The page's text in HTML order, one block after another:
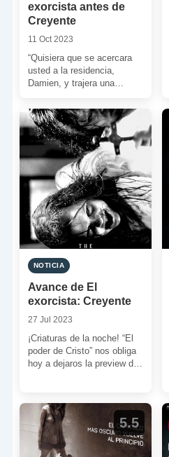
exorcista antes de
Creyente
11 Oct 2023
“Quisiera que se acercara
usted a la residencia,
Damien, y trajera una
una estola purpura […]
NOTICIA
Avance de El
exorcista: Creyente
27 Jul 2023
¡Criaturas de la noche! “El
poder de Cristo” nos obliga
hoy a dejaros la preview de
5.5